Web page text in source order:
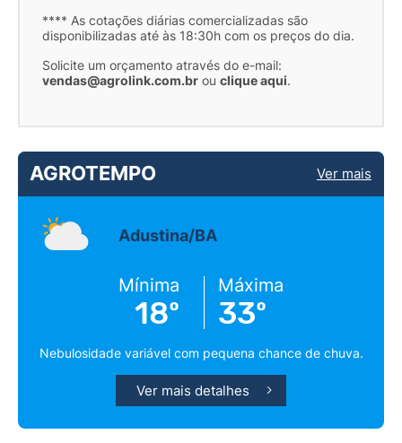
**** As cotações diárias comercializadas são
disponibilizadas até às 18:30h com os preços do dia.
Solicite um orçamento através do e-mail:
vendas@agrolink.com.br ou clique aqui.
AGROTEMPO Ver mais
Adustina/BA
Mínima
18º
Máxima
33º
Nebulosidade variável com pequena chance de chuva.
Ver mais detalhes